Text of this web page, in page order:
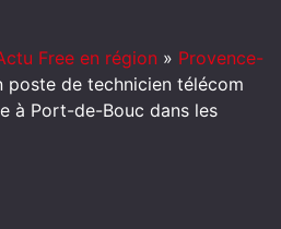
Free en région » Provence-
poste de technicien télécom
à Port-de-Bouc dans les